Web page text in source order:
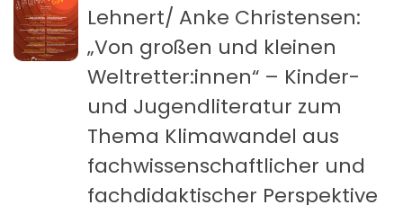
Lehnert/ Anke Christensen:
„Von großen und kleinen
Weltretter:innen“ – Kinder-
und Jugendliteratur zum
Thema Klimawandel aus
fachwissenschaftlicher und
fachdidaktischer Perspektive